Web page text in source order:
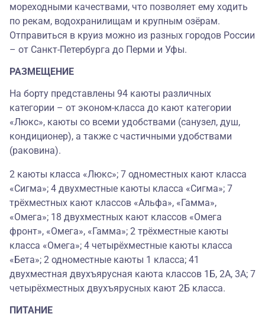
мореходными качествами, что позволяет ему ходить
по рекам, водохранилищам и крупным озёрам.
Отправиться в круиз можно из разных городов России
– от Санкт-Петербурга до Перми и Уфы.
РАЗМЕЩЕНИЕ
На борту представлены 94 каюты различных
категории – от эконом-класса до кают категории
«Люкс», каюты со всеми удобствами (санузел, душ,
кондиционер), а также с частичными удобствами
(раковина).
2 каюты класса «Люкс»; 7 одноместных кают класса
«Сигма»; 4 двухместные каюты класса «Сигма»; 7
трёхместных кают классов «Альфа», «Гамма»,
«Омега»; 18 двухместных кают классов «Омега
фронт», «Омега», «Гамма»; 2 трёхместные каюты
класса «Омега»; 4 четырёхместные каюты класса
«Бета»; 2 одноместные каюты 1 класса; 41
двухместная двухъярусная каюта классов 1Б, 2А, 3А; 7
четырёхместных двухъярусных кают 2Б класса.
ПИТАНИЕ